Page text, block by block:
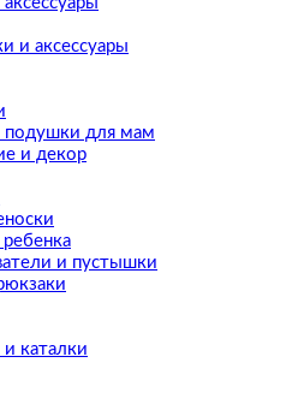
и аксессуары
подушки для мам
и декор
и пустышки
каталки